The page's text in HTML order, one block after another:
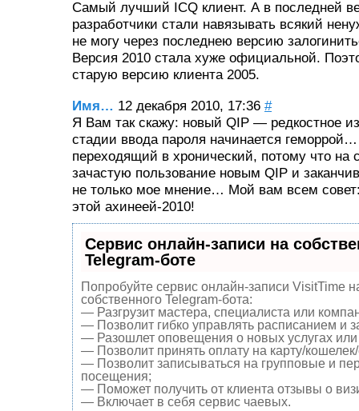
Самый лучший ICQ клиент. А в последней
разработчики стали навязывать всякий
не могу через последнею версию
Версия 2010 стала хуже официальной.
старую версию клиента 2005.
Имя… 12 декабря 2010, 17:36 #
Я Вам так скажу: новый QIP — редкостное
стадии ввода пароля начинается
переходящий в хронический, потому что на
зачастую пользование новым QIP и
не только мое мнение… Мой вам всем
этой ахинеей-2010!
Сервис онлайн-записи на
Telegram-боте
Попробуйте сервис онлайн-записи VisitTime
собственного Telegram-бота:
— Разгрузит мастера, специалиста или
— Позволит гибко управлять расписанием и
— Разошлет оповещения о новых услугах или
— Позволит принять оплату на карту/кошелек/
— Позволит записываться на групповые и
посещения;
— Поможет получить от клиента отзывы о
— Включает в себя сервис чаевых.